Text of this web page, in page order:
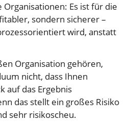
Es ist für die
sondern sicherer –
wird, anstatt
Organisation gehören,
nicht, dass Ihnen
auf das Ergebnis
das stellt ein großes Risiko
sehr risikoscheu.